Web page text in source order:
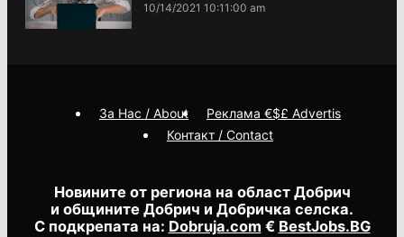
10/14/2021 10:11:00 am
Новините от региона на област Добрич
и общините Добрич и Добричка селска.
С подкрепата на: Dobruja.com € BestJobs.BG
За Нас / About
Реклама €$£ Advertis
Контакт / Contact